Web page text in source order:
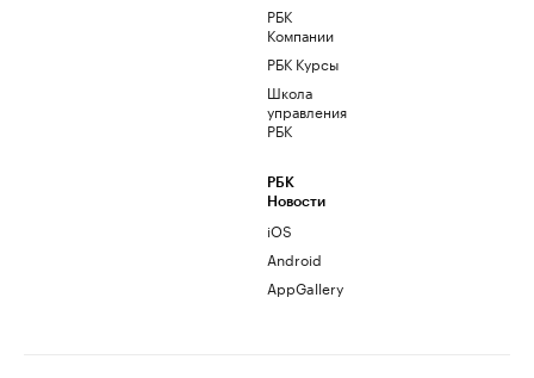
РБК
Компании
РБК Курсы
Школа
управления
РБК
РБК
Новости
iOS
Android
AppGallery